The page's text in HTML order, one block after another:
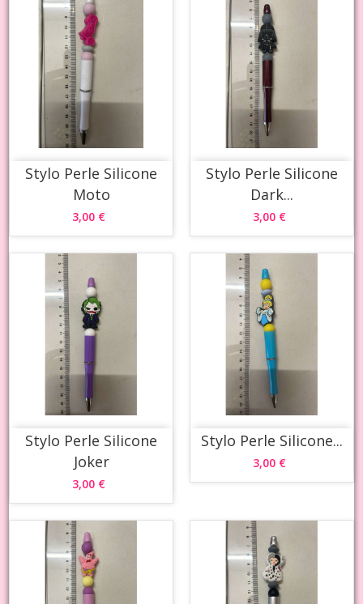
Stylo Perle Silicone
Moto
3,00 €
Stylo Perle Silicone
Dark...
3,00 €
Stylo Perle Silicone
Joker
3,00 €
Stylo Perle Silicone...
3,00 €